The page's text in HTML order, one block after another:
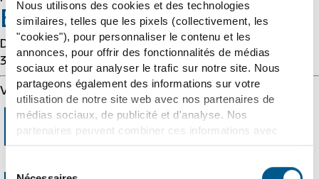
Nous utilisons des cookies et des technologies
similaires, telles que les pixels (collectivement, les
"cookies"), pour personnaliser le contenu et les
annonces, pour offrir des fonctionnalités de médias
sociaux et pour analyser le trafic sur notre site. Nous
partageons également des informations sur votre
utilisation de notre site web avec nos partenaires de
médias sociaux, de publicité et d'analyse. Nos
partenaires peuvent combiner ces informations avec
d'autres données que vous leur avez fournies ou qu'ils
Error 54113
Details: cache-cmh1290114-CMH 1786056356
3064348108
Varnish cache server
Error 403